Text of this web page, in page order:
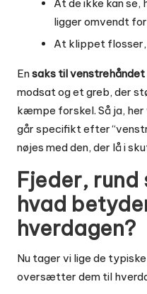
At de ikke kan se,
ligger omvendt for
At klippet
Ensaks til venstrehåndet
modsat og et greb, der
kæmpe forskel. Så ja,
går specifikt efter
nøjes med den, der lå i
Fjeder, rund
hvad
hverdagen?
Nu tager vi lige de
oversætter dem til